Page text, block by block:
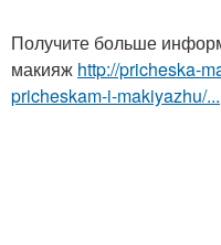
Получите больше
макияж http://pricheska-
pricheskam-i-makiyazhu/...